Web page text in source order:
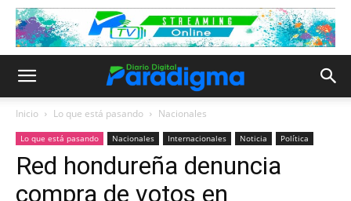
Inicio Lo que está pasando Nacionales
Lo que está pasando Nacionales Internacionales Noticia Política
Red hondureña denuncia
compra de votos en